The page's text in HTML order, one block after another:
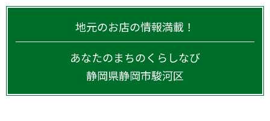
地元のお店の情報満載！
あなたのまちのくらしなび
静岡県静岡市駿河区